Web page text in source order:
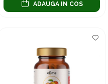
ADAUGA IN COS